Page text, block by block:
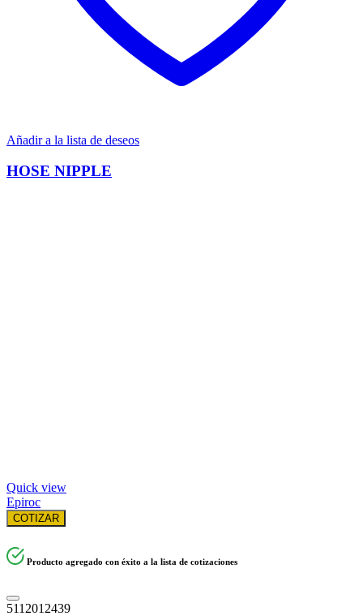
Añadir a la lista de deseos
HOSE NIPPLE
Quick view
Epiroc
COTIZAR
Producto agregado con éxito a la lista de cotizaciones
5112012439